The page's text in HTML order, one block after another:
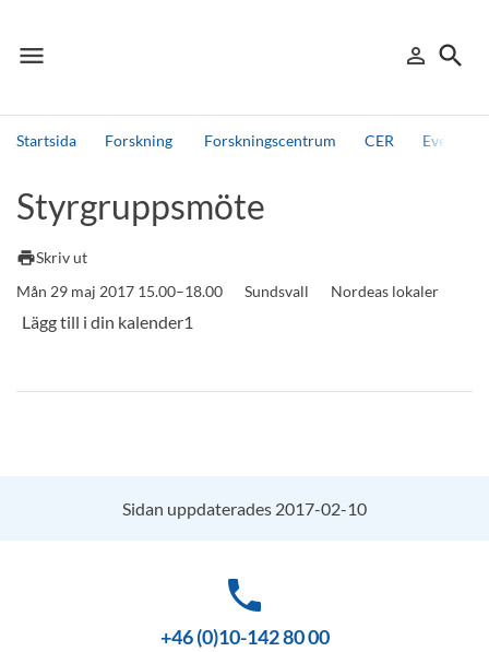
menu
Meny person_outline
Logga in
search
Sök
Startsida Forskning Forskningscentrum CER Events,
Andra söktjänster
Detta är vår testmiljö - endast testdata
Styrgruppsmöte
printSkriv ut
Mån 29 maj 2017 15.00–18.00
Sundsvall Nordeas lokaler
Sidan uppdaterades 2017-02-10
phone
+46 (0)10-142 80 00